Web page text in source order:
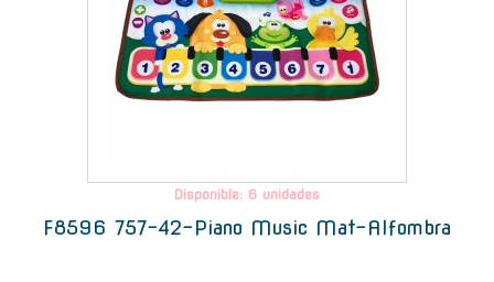
Disponible: 6 unidades
F8596 757-42-Piano Music Mat-Alfombra